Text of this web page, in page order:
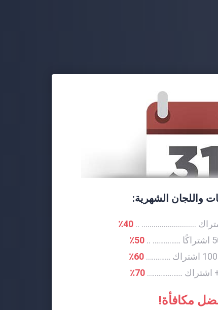
واللجان الشهرية:
..
………….
70٪
مكافأة!